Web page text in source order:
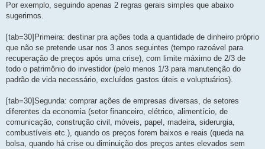
Por exemplo, seguindo apenas 2 regras gerais simples que abaixo
sugerimos.
[tab=30]Primeira: destinar pra ações toda a quantidade de dinheiro próprio
que não se pretende usar nos 3 anos seguintes (tempo razoável para
recuperação de preços após uma crise), com limite máximo de 2/3 de
todo o patrimônio do investidor (pelo menos 1/3 para manutenção do
padrão de vida necessário, excluídos gastos úteis e voluptuários).
[tab=30]Segunda: comprar ações de empresas diversas, de setores
diferentes da economia (setor financeiro, elétrico, alimentício, de
comunicação, construção civil, móveis, papel, madeira, siderurgia,
combustíveis etc.), quando os preços forem baixos e reais (queda na
bolsa, quando há crise ou diminuição dos preços antes elevados sem